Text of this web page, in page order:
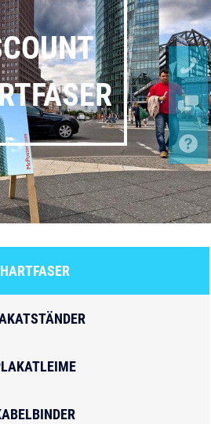
HARTFASER